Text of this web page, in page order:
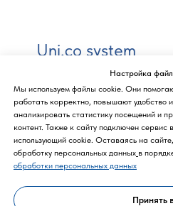
Uni.co system
UNI.CO является готовым
занимается обработкой
резки любых типов картона
гофрированный, кашированный
универсальное решение как для
производителей, так и для
производственного процесса.
Настройка
Мы используем файлы cookie. Они
работать корректно, повышают удобство
анализировать статистику посещений и
контент. Также к cайту подключен
использующий cookie. Оставаясь на
обработку персональных данных в
обработки персональных данных
Принять